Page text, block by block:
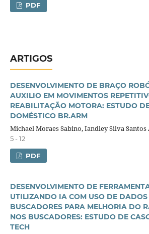
PDF
ARTIGOS
DESENVOLVIMENTO DE BRAÇO
AUXILIO EM MOVIMENTOS
REABILITAÇÃO MOTORA: ESTUDO
DOMÉSTICO BR.ARM
Michael Moraes Sabino, Iandley Silva Santos
5 - 12
PDF
DESENVOLVIMENTO DE
UTILIZANDO IA COM USO DE
BUSCADORES PARA MELHORIA DO
NOS BUSCADORES: ESTUDO DE
TECH